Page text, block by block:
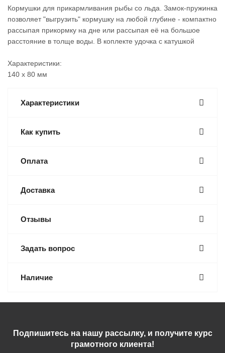
Кормушки для прикармливания рыбы со льда. Замок-пружинка
позволяет "выгрузить" кормушку на любой глубине - компактно
рассыпая прикормку на дне или рассыпая её на большое
расстояние в толще воды. В коплекте удочка с катушкой
Характеристики:
140 х 80 мм
Характеристики
Как купить
Оплата
Доставка
Отзывы
Задать вопрос
Наличие
Подпишитесь на нашу рассылку, и получите курс
грамотного клиента!